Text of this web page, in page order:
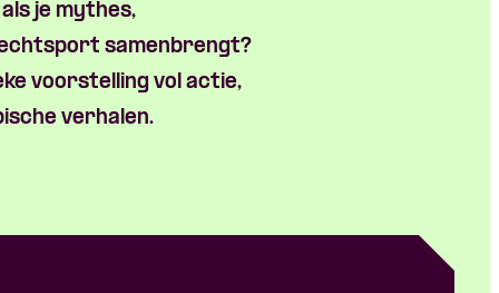
je mythes,
samenbrengt?
voorstelling vol actie,
verhalen.